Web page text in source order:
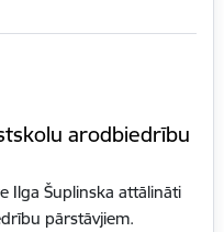
arodbiedrību
Ilga Šuplinska attālināti
pārstāvjiem.